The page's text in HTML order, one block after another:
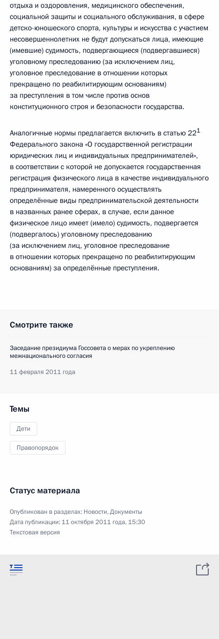
отдыха и оздоровления, медицинского обеспечения,
социальной защиты и социального обслуживания, в сфере
детско-юношеского спорта, культуры и искусства с участием
несовершеннолетних не будут допускаться лица, имеющие
(имевшие) судимость, подвергающиеся (подвергавшиеся)
уголовному преследованию (за исключением лиц,
уголовное преследование в отношении которых
прекращено по реабилитирующим основаниям)
за преступления в том числе против основ
конституционного строя и безопасности государства.
Аналогичные нормы предлагается включить в статью 221
Федерального закона «О государственной регистрации
юридических лиц и индивидуальных предпринимателей»,
в соответствии с которой не допускается государственная
регистрация физического лица в качестве индивидуального
предпринимателя, намеренного осуществлять
определённые виды предпринимательской деятельности
в названных ранее сферах, в случае, если данное
физическое лицо имеет (имело) судимость, подвергается
(подвергалось) уголовному преследованию
(за исключением лиц, уголовное преследование
в отношении которых прекращено по реабилитирующим
основаниям) за определённые преступления.
Смотрите также
Заседание президиума Госсовета о мерах по укреплению
межнационального согласия
11 февраля 2011 года
Темы
Дети
Правопорядок
Статус материала
Опубликован в разделах: Новости,Документы
Дата публикации: 11 октября 2011 года, 15:30
Текстовая версия